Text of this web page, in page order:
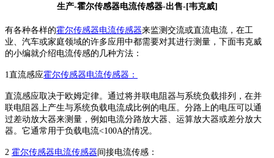
生产-霍尔传感器电流传感器-出售-[韦克威]
有各种各样的霍尔传感器电流传感器来监测交流或直流电流，在工
业、汽车或家庭领域的许多应用中都需要对其进行测量，下面韦克威
的小编就介绍电流传感的 几种方法：
1直流感应霍尔传感器电流传感器 ：
直流感应取决于欧姆定律。通过将并联电阻器与系统负载排列，在并
联电阻器上产生与系统负载电流成比例的电压。分路上的电压可以通
过差动放大器来测量，例如电流分路放大器、运算放大器或差分放大
器。它通常用于负载电流<100A的情况。
2 霍尔传感器电流传感器间接电流传感：